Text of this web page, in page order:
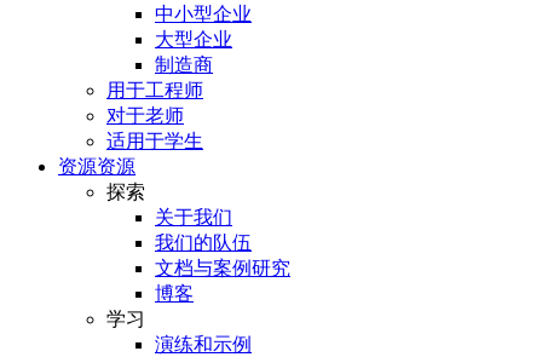
中小型企业
大型企业
制造商
用于工程师
对于老师
适用于学生
资源资源
探索
关于我们
我们的队伍
文档与案例研究
博客
学习
演练和示例